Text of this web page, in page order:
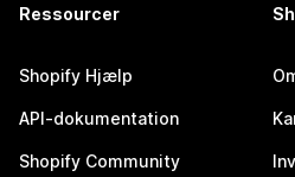
Ressourcer
Shopify Hjælp
API-dokumentation
Shopify Community